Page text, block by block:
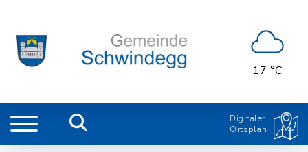
17 °C
Digitaler
Ortsplan